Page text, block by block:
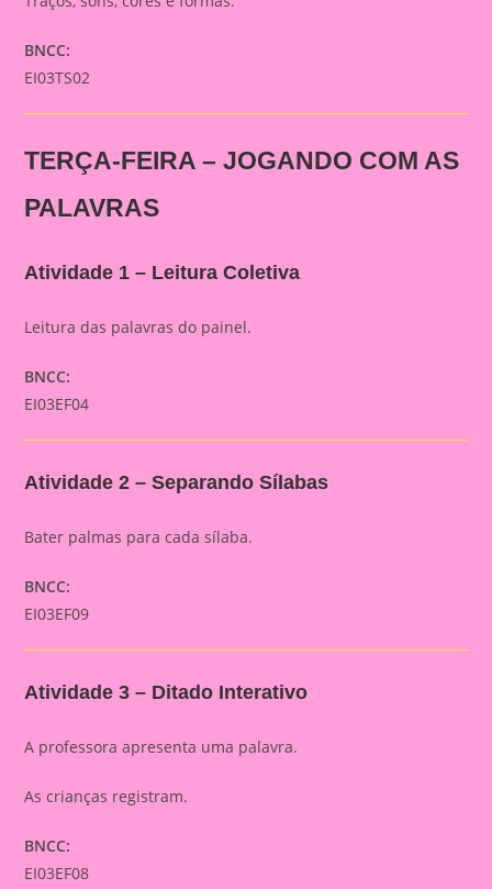
BNCC:
EI03TS02
TERÇA-FEIRA – JOGANDO COM AS
PALAVRAS
Atividade 1 – Leitura Coletiva
Leitura das palavras do painel.
BNCC:
EI03EF04
Atividade 2 – Separando Sílabas
Bater palmas para cada sílaba.
BNCC:
EI03EF09
Atividade 3 – Ditado Interativo
A professora apresenta uma palavra.
As crianças registram.
BNCC:
EI03EF08